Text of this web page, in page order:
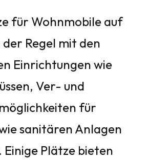
für Wohnmobile auf
der Regel mit den
Einrichtungen wie
Ver- und
für
sanitären Anlagen
Plätze bieten